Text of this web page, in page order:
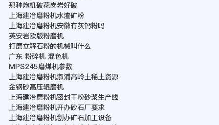
那种炮机破花岗岩好破
上海建冶磨粉机水渣矿粉
上海建冶磨粉机安徽有灰钙粉吗
英安岩欧版粉磨机
打磨立解石粉的机械叫什么
广东 粉碎机 混色机
MPS245磨煤机参数
上海建冶磨粉机溆浦高岭土稀土资源
金钢砂高压辊磨机
上海建冶磨粉机密封干粉砂浆生产线
上海建冶磨粉机开办砂石厂要求
上海建冶磨粉机创办矿石加工设备